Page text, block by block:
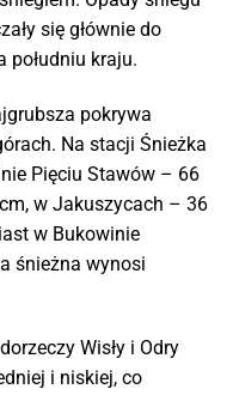
się głównie do
południu kraju.
pokrywa
Na stacji Śnieżka
Pięciu Stawów – 66
w Jakuszycach – 36
w Bukowinie
śnieżna wynosi
Wisły i Odry
i niskiej, co